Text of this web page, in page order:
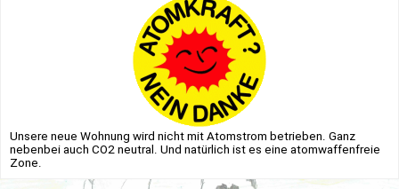
Unsere neue Wohnung wird nicht mit Atomstrom betrieben. Ganz
nebenbei auch CO2 neutral. Und natürlich ist es eine atomwaffenfreie
Zone.